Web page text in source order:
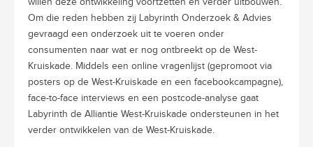
Om die reden hebben zij Labyrinth Onderzoek & Advies
gevraagd een onderzoek uit te voeren onder
consumenten naar wat er nog ontbreekt op de West-
Kruiskade. Middels een online vragenlijst (gepromoot via
posters op de West-Kruiskade en een facebookcampagne),
face-to-face interviews en een postcode-analyse gaat
Labyrinth de Alliantie West-Kruiskade ondersteunen in het
verder ontwikkelen van de West-Kruiskade.